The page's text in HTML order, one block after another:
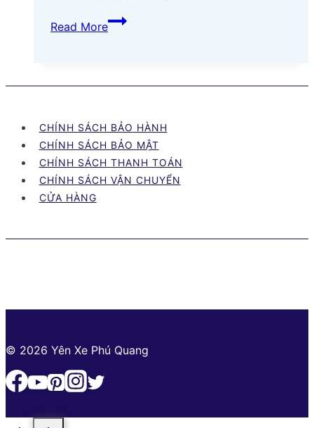
Read More
Top
06
bọc
xe
máy
Bình
Phước
cập
nhất
CHÍNH SÁCH BẢO HÀNH
CHÍNH SÁCH BẢO MẬT
CHÍNH SÁCH THANH TOÁN
CHÍNH SÁCH VẬN CHUYỂN
CỬA HÀNG
© 2026 Yên Xe Phú Quang